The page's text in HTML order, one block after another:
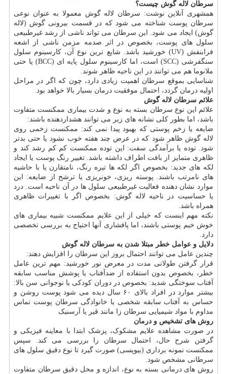
سرطان لاله گوش چیست؟
همشهری آنلاین نوشت: سرطان لاله گوش معمولا به عنوان نوعی
سرطان پوست شناخته می شود که در قسمت بیرونی گوش (لاله
گوش) ایجاد می شود. این سرطان می تواند ناشی از رشد غیرطبیعی
سلول های پوست، بخصوص در اثر صدمه مزمن ناشی از اشعه
فرابنفش (UV) خورشید باشد. شایع ترین نوع آن، کارسینوم سلول
سنگفرشی (SCC) است، اما کارسینوم سلول پایه ای (BCC) یا حتی
ملانوما هم می توانند در این ناحیه ظاهر شوند.
شناسایی بموقع سرطان اهمیت زیادی دارد، چون که اگر در مراحل
اولیه درمان گردد، احتمال موفقیت درمان بسیار بالا خواهد بود.
علائم سرطان لاله گوش
علائم این نوع سرطان بسته به نوع و شدت بیماری ممکنست متفاوت
باشد، اما بطور کلی نشانه های زیر می توانند هشداردهنده باشند:
ضایعه یا زخم پوستی که بهبود پیدا نمی کند: ممکنست زخمی روی
لاله گوش ظاهر شود که در عرض چند هفته خوب نشود یا حتی بدتر
شود. توده یا برآمدگی سفت: این توده ممکنست کم کم رشد کند و
ظاهری متمایز از بافت اطراف داشته باشد. تغییر رنگ پوست یا ایجاد
لکه های جدید: بخصوص اگر لکه ها تیره رنگ، نامتقارن یا با حاشیه
های نامرتب باشند. پوسته ریزی، خونریزی یا ترشح از ضایعه: این
موارد نشان دهنده فعالیت غیرطبیعی سلول ها در آن ناحیه است. درد
یا حساسیت در ناحیه لاله گوش: بخصوص اگر با تغییرات ظاهری
همراه باشد.
نکته مهم اینست که خیلی از این علایم ممکنست شبیه بیماری های
خوش خیم پوستی باشند، اما پافشاری آنها احتیاج به بررسی تخصصی
دارد.
دلایل و عوامل خطر مبتلا شدن به سرطان لاله گوش
چندین عامل می توانند احتمال بروز این سرطان را افزایش دهند:
قرار گرفتن طولانی مدت در معرض نور خورشید: مهم ترین عامل
خطر، بخصوص بدون استفاده از ضدآفتاب یا پوشش مناسب سابقه
آفتاب سوختگی شدید: بخصوص در دوران کودکی یا نوجوانی سن بالا:
بیشتر موارد در افراد بالای ۶۰ سال دیده می شود پوست روشن و
حساس به آفتاب سابقه شخصی یا خانوادگی سرطان پوست تماس
مداوم با مواد شیمیایی سرطان زا مانند قیر یا آرسنیک
روش های تشخیص و درمان
در صورت مشاهده علایم مشکوک، پزشک ابتدا با معاینه فیزیکی و
گرفتن شرح حال، احتمال سرطان را بررسی می کند. سپس
ممکنست نمونه برداری (بیوپسی) صورت گیرد تا نوع دقیق سلول های
سرطانی مشخص شود.
روش های درمانی بسته به نوع، اندازه و محل دقیق سرطان متفاوت